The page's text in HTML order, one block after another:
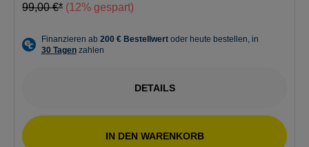
99,00 €* (12% gespart)
DETAILS
IN DEN WARENKORB